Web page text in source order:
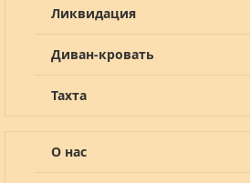
Ликвидация
Диван-кровать
Тахта
О нас